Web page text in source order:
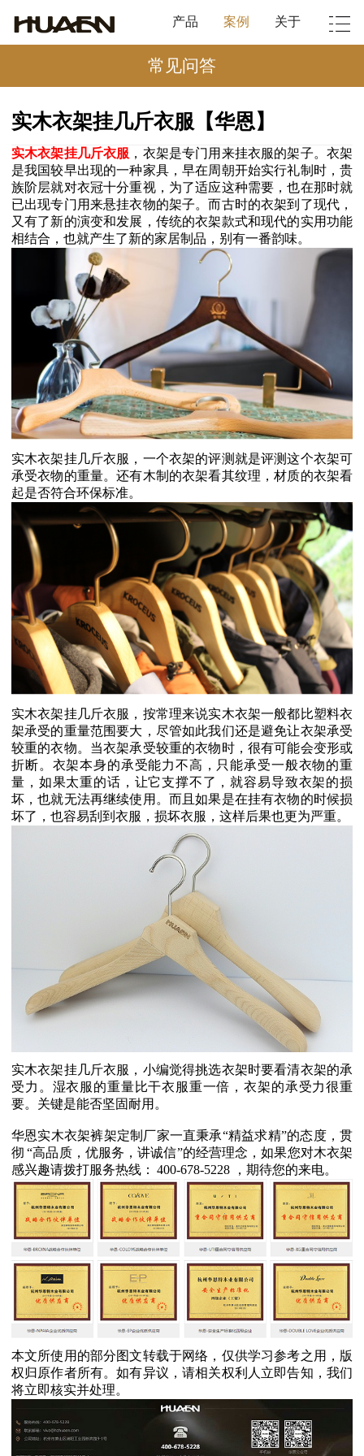
产品 案例 关于
常见问答
实木衣架挂几斤衣服【华恩】
实木衣架挂几斤衣服 ，衣架是专门用来挂衣服的架子。衣架
是我国较早出现的一种家具，早在周朝开始实行礼制时，贵
族阶层就对衣冠十分重视，为了适应这种需要，也在那时就
已出现专门用来悬挂衣物的架子。而古时的衣架到了现代，
又有了新的演变和发展，传统的衣架款式和现代的实用功能
相结合，也就产生了新的家居制品，别有一番韵味。
实木衣架挂几斤衣服，一个衣架的评测就是评测这个衣架可
承受衣物的重量。还有木制的衣架看其纹理，材质的衣架看
起是否符合环保标准。
实木衣架挂几斤衣服，按常理来说实木衣架一般都比塑料衣
架承受的重量范围要大，尽管如此我们还是避免让衣架承受
较重的衣物。当衣架承受较重的衣物时，很有可能会变形或
折断。衣架本身的承受能力不高，只能承受一般衣物的重
量，如果太重的话，让它支撑不了，就容易导致衣架的损
坏，也就无法再继续使用。而且如果是在挂有衣物的时候损
坏了，也容易刮到衣服，损坏衣服，这样后果也更为严重。
实木衣架挂几斤衣服，小编觉得挑选衣架时要看清衣架的承
受力。湿衣服的重量比干衣服重一倍，衣架的承受力很重
要。关键是能否坚固耐用。
华恩实木衣架裤架定制厂家一直秉承“精益求精”的态度，贯
彻 “高品质，优服务，讲诚信”的经营理念，如果您对木衣架
感兴趣请拨打服务热线： 400-678-5228 ，期待您的来电。
本文所使用的部分图文转载于网络，仅供学习参考之用，版
权归原作者所有。如有异议，请相关权利人立即告知，我们
将立即核实并处理。